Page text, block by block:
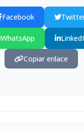
Facebook
WhatsApp
Copiar enlace